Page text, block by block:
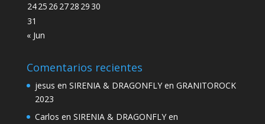
2425 26 2728 2930
31
« Jun
Comentarios recientes
jesus en SIRENIA & DRAGONFLY en GRANITOROCK
2023
Carlos en SIRENIA & DRAGONFLY en